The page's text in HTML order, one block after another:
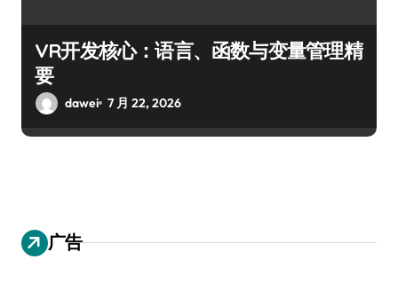
VR开发核心：语言、函数与变量管理精
要
dawei 7 月 22, 2026
广告